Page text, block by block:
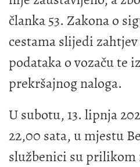
članka 53. Zakona o
cestama slijedi
podataka o vozaču te
prekršajnog naloga.
U subotu, 13. lipnja
22,00 sata, u mjestu
službenici su prilikom